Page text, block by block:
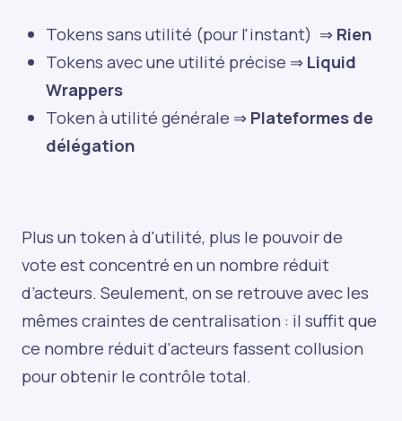
Tokens sans utilité (pour l'instant) ⇒Rien
Tokens avec une utilité précise ⇒Liquid
Wrappers
Token à utilité générale ⇒Plateformes de
délégation
Plus un token à d'utilité, plus le pouvoir de
vote est concentré en un nombre réduit
d’acteurs. Seulement, on se retrouve avec les
mêmes craintes de centralisation : il suffit que
ce nombre réduit d'acteurs fassent collusion
pour obtenir le contrôle total.